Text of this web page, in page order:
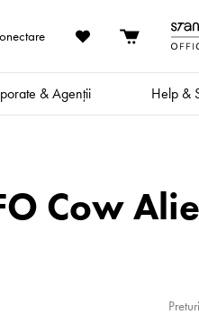
& Agenții Help &
Cow